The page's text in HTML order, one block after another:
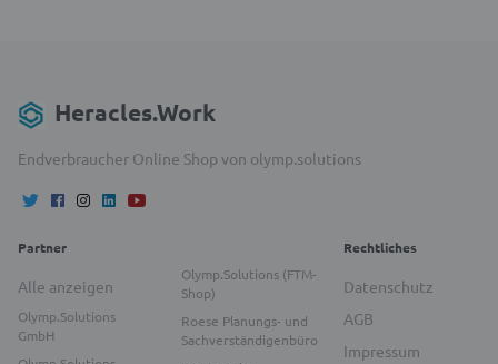
Heracles.Work
Endverbraucher Online Shop von olymp.solutions
Partner
Alle anzeigen
Olymp.Solutions
GmbH
Olymp.Solutions (FTM-
Shop)
Roese Planungs- und
Sachverständigenbüro
Rechtliches
Datenschutz
AGB
Impressum